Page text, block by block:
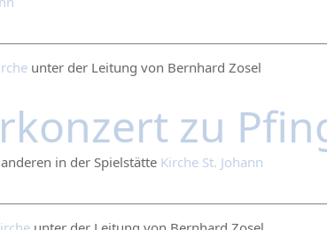
unter der Leitung von Bernhard Zosel
zu
anderen in der Spielstätte Kirche St. Johann